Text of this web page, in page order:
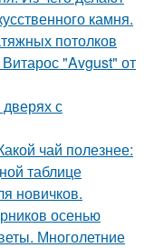
камня.
потолков
"Avgust" от
с
чай полезнее:
таблице
новичков.
осенью
Многолетние